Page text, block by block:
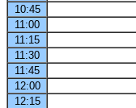
10:45
11:00
11:15
11:30
11:45
12:00
12:15